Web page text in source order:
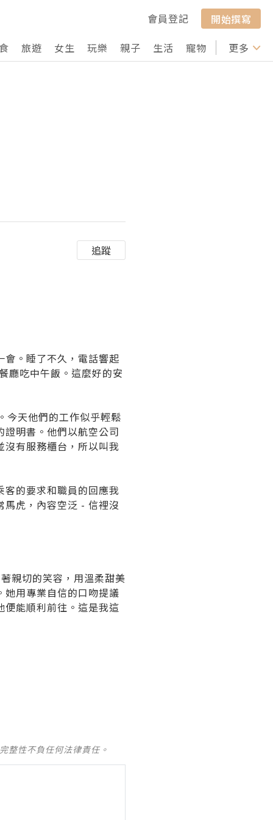
會員登記
開始撰寫
旅遊 女生 玩樂 親子 生活 寵物 行山 打卡
更多
追蹤
。睡了不久，電話響起
廳吃中午飯。這麼好的安
今天他們的工作似乎輕鬆
明書。他們以航空公司
有服務櫃台，所以叫我
的要求和職員的回應我
馬虎，內容空泛 - 信裡沒
親切的笑容，用溫柔甜美
用專業自信的口吻提議
能順利前往。這是我這
整性不負任何法律責任。